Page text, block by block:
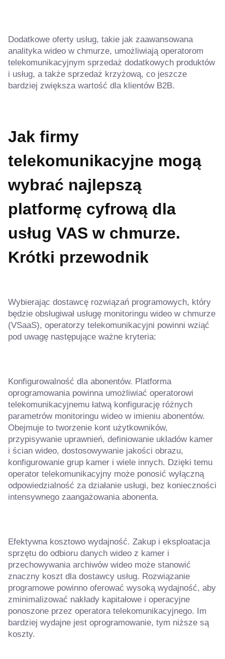
Dodatkowe oferty usług, takie jak zaawansowana
analityka wideo w chmurze, umożliwiają operatorom
telekomunikacyjnym sprzedaż dodatkowych produktów
i usług, a także sprzedaż krzyżową, co jeszcze
bardziej zwiększa wartość dla klientów B2B.
Jak firmy
telekomunikacyjne mogą
wybrać najlepszą
platformę cyfrową dla
usług VAS w chmurze.
Krótki przewodnik
Wybierając dostawcę rozwiązań programowych, który
będzie obsługiwał usługę monitoringu wideo w chmurze
(VSaaS), operatorzy telekomunikacyjni powinni wziąć
pod uwagę następujące ważne kryteria:
Konfigurowalność dla abonentów. Platforma
oprogramowania powinna umożliwiać operatorowi
telekomunikacyjnemu łatwą konfigurację różnych
parametrów monitoringu wideo w imieniu abonentów.
Obejmuje to tworzenie kont użytkowników,
przypisywanie uprawnień, definiowanie układów kamer
i ścian wideo, dostosowywanie jakości obrazu,
konfigurowanie grup kamer i wiele innych. Dzięki temu
operator telekomunikacyjny może ponosić wyłączną
odpowiedzialność za działanie usługi, bez konieczności
intensywnego zaangażowania abonenta.
Efektywna kosztowo wydajność. Zakup i eksploatacja
sprzętu do odbioru danych wideo z kamer i
przechowywania archiwów wideo może stanowić
znaczny koszt dla dostawcy usług. Rozwiązanie
programowe powinno oferować wysoką wydajność, aby
zminimalizować nakłady kapitałowe i operacyjne
ponoszone przez operatora telekomunikacyjnego. Im
bardziej wydajne jest oprogramowanie, tym niższe są
koszty.